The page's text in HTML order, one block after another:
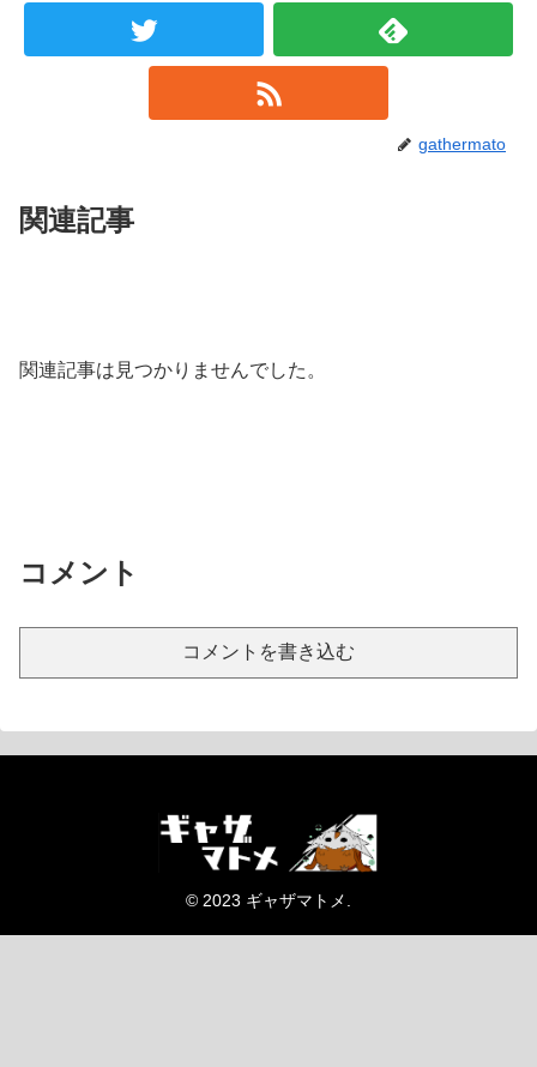
gathermato
関連記事
関連記事は見つかりませんでした。
コメント
コメントを書き込む
© 2023 ギャザマトメ.